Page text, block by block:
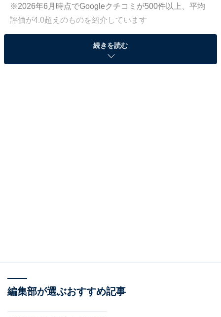
※2026年6月時点でGoogleクチコミが500件以上、平均
評価が4.0超えのものを紹介しています
この記事の執筆者： All About ニュース お買
いもの部
続きを読む
編集部が選ぶおすすめ記事